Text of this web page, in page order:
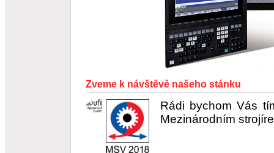
Zveme k návštěvě našeho stánku
Rádi bychom Vás
Mezinárodním